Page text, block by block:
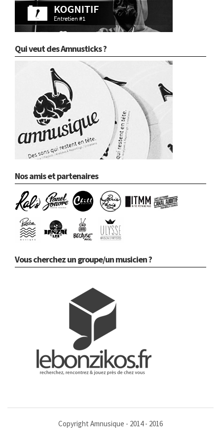
Qui veut des Amnusticks ?
Nos amis et partenaires
Vous cherchez un groupe/un musicien ?
Copyright Amnusique - 2014 - 2016